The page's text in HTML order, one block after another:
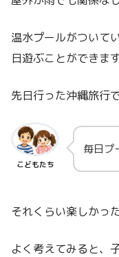
温水プールがついて
日遊ぶことができます
先日行った沖縄旅行
こどもたち
毎日プ
それくらい楽しかっ
よく考えてみると、